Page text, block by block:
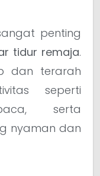
penting
tidur remaja.
dan terarah
seperti
serta
nyaman dan